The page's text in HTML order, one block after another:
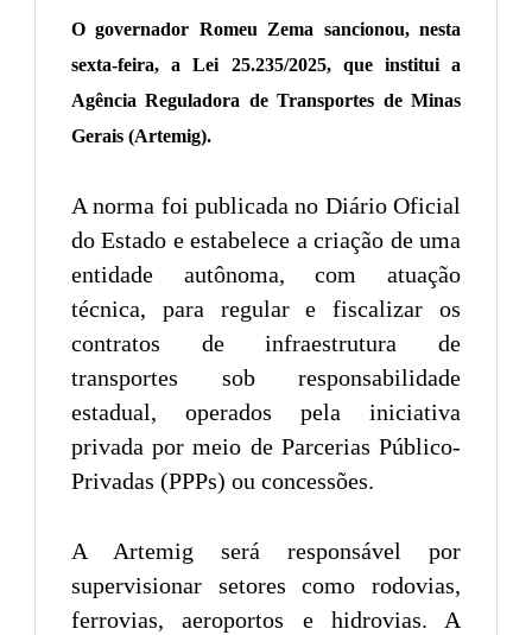
O governador Romeu Zema sancionou, nesta
sexta-feira, a Lei 25.235/2025, que institui a
Agência Reguladora de Transportes de Minas
Gerais (Artemig).
A norma foi publicada no Diário Oficial
do Estado e estabelece a criação de uma
entidade autônoma, com atuação
técnica, para regular e fiscalizar os
contratos de infraestrutura de
transportes sob responsabilidade
estadual, operados pela iniciativa
privada por meio de Parcerias Público-
Privadas (PPPs) ou concessões.
A Artemig será responsável por
supervisionar setores como rodovias,
ferrovias, aeroportos e hidrovias. A